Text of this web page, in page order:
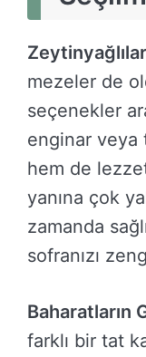
mezeler de
seçenekler
enginar veya
hem de
yanına çok
zamanda
sofranızı
Baharatların
farklı bir tat